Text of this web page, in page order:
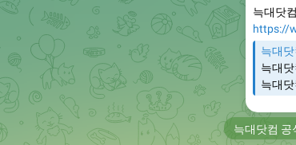
늑대닷
https://
늑대닷
늑대
늑대
늑대닷컴 공